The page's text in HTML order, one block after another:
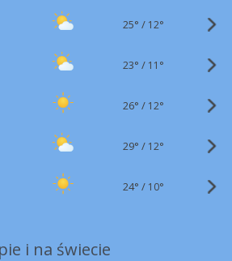
25° / 12°
23° / 11°
26° / 12°
29° / 12°
24° / 10°
i na świecie